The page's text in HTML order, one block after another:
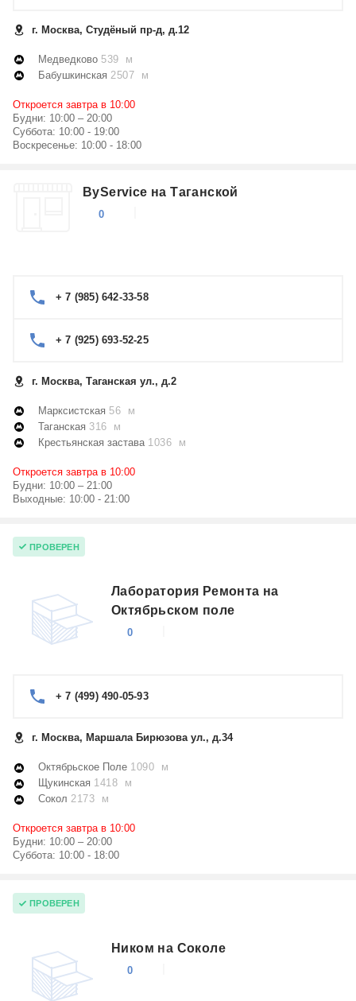
г. Москва, Студёный пр-д, д.12
Медведково 539 м
Бабушкинская 2507 м
Откроется завтра в 10:00
Будни: 10:00 – 20:00
Суббота: 10:00 - 19:00
Воскресенье: 10:00 - 18:00
ByService на Таганской
0
+ 7 (985) 642-33-58
+ 7 (925) 693-52-25
г. Москва, Таганская ул., д.2
Марксистская 56 м
Таганская 316 м
Крестьянская застава 1036 м
Откроется завтра в 10:00
Будни: 10:00 – 21:00
Выходные: 10:00 - 21:00
ПРОВЕРЕН
Лаборатория Ремонта на
Октябрьском поле
0
+ 7 (499) 490-05-93
г. Москва, Маршала Бирюзова ул., д.34
Октябрьское Поле 1090 м
Щукинская 1418 м
Сокол 2173 м
Откроется завтра в 10:00
Будни: 10:00 – 20:00
Суббота: 10:00 - 18:00
ПРОВЕРЕН
Ником на Соколе
0